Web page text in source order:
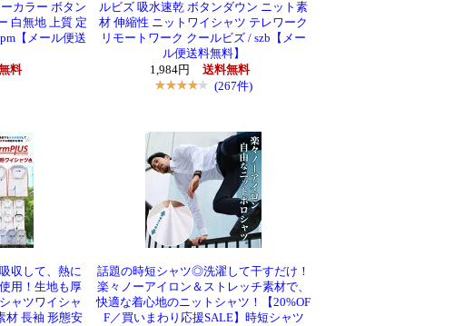
カラー ボタン
白無地 上質 定
【メール便送
料
ルビズ 吸水速乾 ボタンダウン ニット素
材 伸縮性 ニットワイシャツ テレワーク
リモートワーク クールビズ / szb【メー
ル便送料無料】
1,984円
送料無料
(267件)
収して、熱に
用！生地も厚
ャツワイシャ
材 長袖 形態安
話題の時短シャツ◎洗濯して干すだけ！
楽々ノーアイロン＆ストレッチ素材で、
快適な着心地のニットシャツ！【20%OF
F／買いまわり応援SALE】時短シャツ